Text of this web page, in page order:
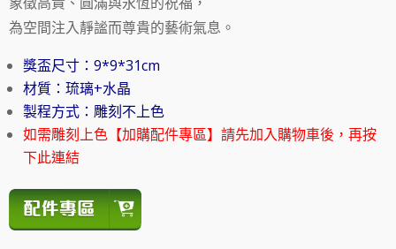
為空間注入靜謐而尊貴的藝術氣息。
獎盃尺寸：9*9*31cm
材質：琉璃+水晶
製程方式：雕刻不上色
如需雕刻上色【加購配件專區】請先加入購物車後，再按
下此連結